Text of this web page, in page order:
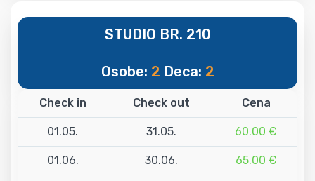
STUDIO BR. 210
Osobe: 2 Deca: 2
Check in Check out Cena
01.05. 31.05. 60.00 €
01.06. 30.06. 65.00 €